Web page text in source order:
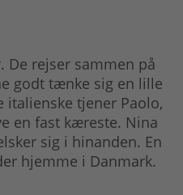
De rejser sammen på
godt tænke sig en lille
tjener Paolo,
en fast kæreste. Nina
sig i hinanden. En
hjemme i Danmark.